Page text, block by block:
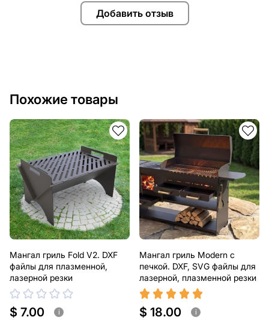
Добавить отзыв
Похожие товары
Мангал гриль Fold V2. DXF
файлы для плазменной,
лазерной резки
$ 7.00 i
Мангал гриль Modern с
печкой. DXF, SVG файлы для
лазерной, плазменной резки
$ 18.00 i